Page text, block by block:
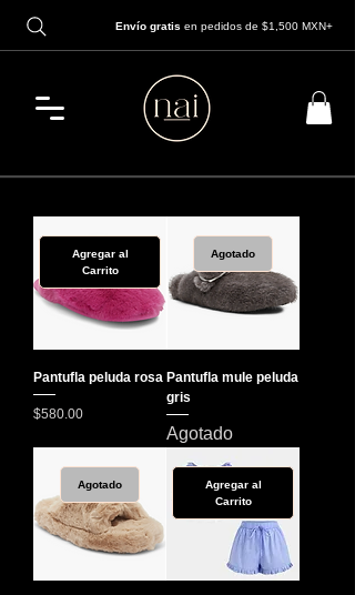
Envío gratis en pedidos de $1,500 MXN+
Agregar al
Carrito
Pantufla peluda rosa
Precio
$580.00
Agotado
Pantufla mule peluda
gris
Agotado
Agotado
Agregar al
Carrito